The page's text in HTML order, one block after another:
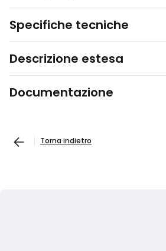
Specifiche tecniche
Descrizione estesa
Documentazione
Torna indietro